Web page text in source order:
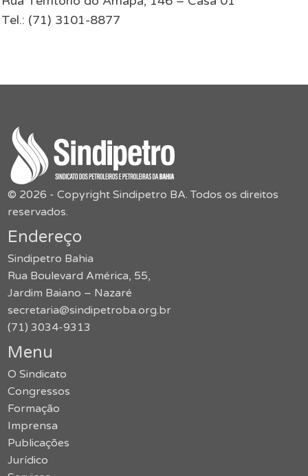
Tel.: (71) 3101-8877
© 2026 - Copyright Sindipetro BA. Todos os direitos
reservados.
Endereço
Sindipetro Bahia
Rua Boulevard América, 55,
Jardim Baiano – Nazaré
secretaria@sindipetroba.org.br
(71) 3034-9313
Menu
O Sindicato
Congressos
Formação
Imprensa
Publicações
Jurídico